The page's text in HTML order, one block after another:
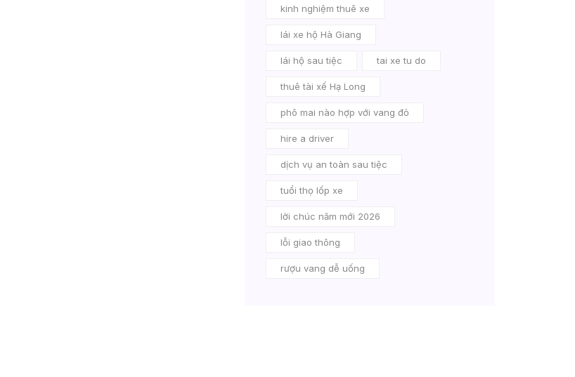
kinh nghiệm thuê xe
lái xe hộ Hà Giang
lái hộ sau tiệc tai xe tu do
thuê tài xế Hạ Long
phô mai nào hợp với vang đỏ
hire a driver
dịch vụ an toàn sau tiệc
tuổi thọ lốp xe
lời chúc năm mới 2026
lỗi giao thông
rượu vang dễ uống